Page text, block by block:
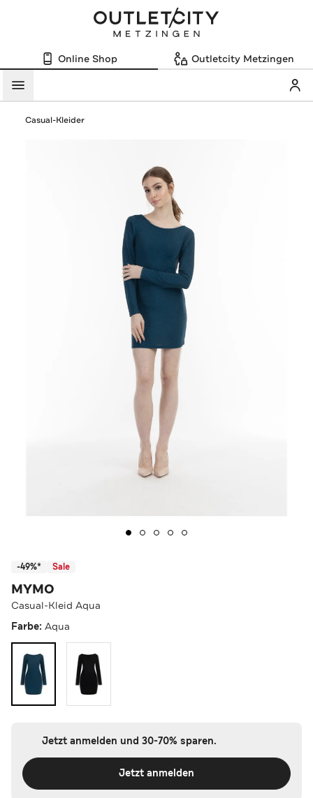
Online Shop Outletcity Metzingen
Menü
Casual-Kleider
-49%* Sale
MYMO
Casual-Kleid Aqua
Farbe: Aqua
Jetzt anmelden und 30-70% sparen.
Jetzt anmelden